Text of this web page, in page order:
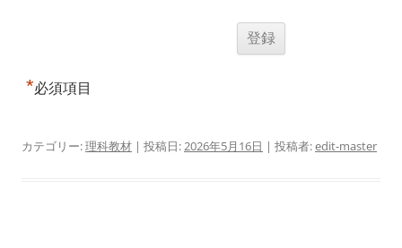
*必須項目
カテゴリー:理科教材 | 投稿日:2026年5月16日 | 投稿者:edit-master